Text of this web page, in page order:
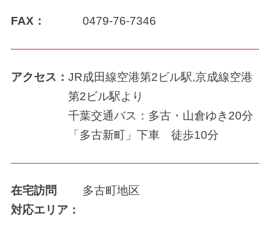
FAX： 0479-76-7346
アクセス： JR成田線空港第2ビル駅,京成線空港
第2ビル駅より
千葉交通バス：多古・山倉ゆき20分
「多古新町」下車 徒歩10分
在宅訪問
対応エリア：
多古町地区